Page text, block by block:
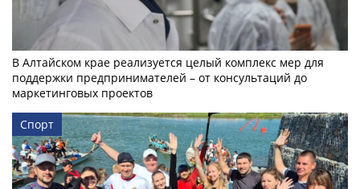
В Алтайском крае реализуется целый комплекс мер для
поддержки предпринимателей – от консультаций до
маркетинговых проектов
Спорт